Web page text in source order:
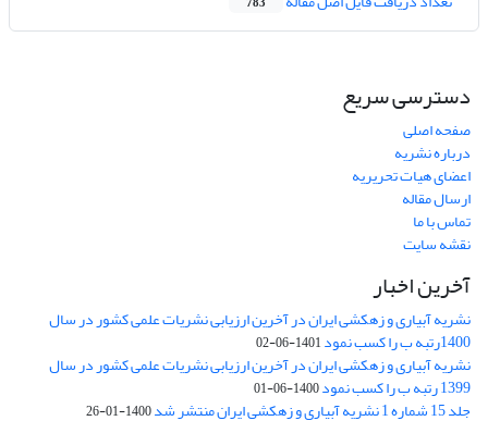
دسترسی سریع
صفحه اصلی
درباره نشریه
اعضای هیات تحریریه
ارسال مقاله
تماس با ما
نقشه سایت
آخرین اخبار
نشریه آبیاری و زهکشی ایران در آخرین ارزیابی نشریات علمی کشور در سال
1400رتبه ب را کسب نمود 1401-06-02
نشریه آبیاری و زهکشی ایران در آخرین ارزیابی نشریات علمی کشور در سال
1399 رتبه ب را کسب نمود 1400-06-01
جلد 15 شماره 1 نشریه آبیاری و زهکشی ایران منتشر شد 1400-01-26